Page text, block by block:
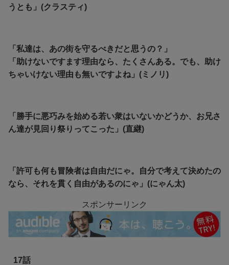
うとも」(クラスティ)
「私達は、あの街を守るべきだと思うの？」
「助けないですます理由なら、たくさんある。でも、助け
ちゃいけない理由も無いですよね」(ミノリ)
「勝手に悪巧みを始める若い衆はいないかどうか、お兄さ
ん達が見回り祭りってこった」(直継)
「許可も何も冒険者は自由だにゃ。自分で考えて決めたの
なら、それを貫く自由があるのにゃ」(にゃん太)
スポンサーリンク
17話